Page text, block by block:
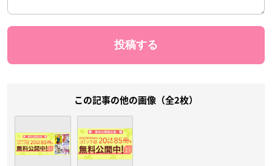
この記事の他の画像（全2枚）